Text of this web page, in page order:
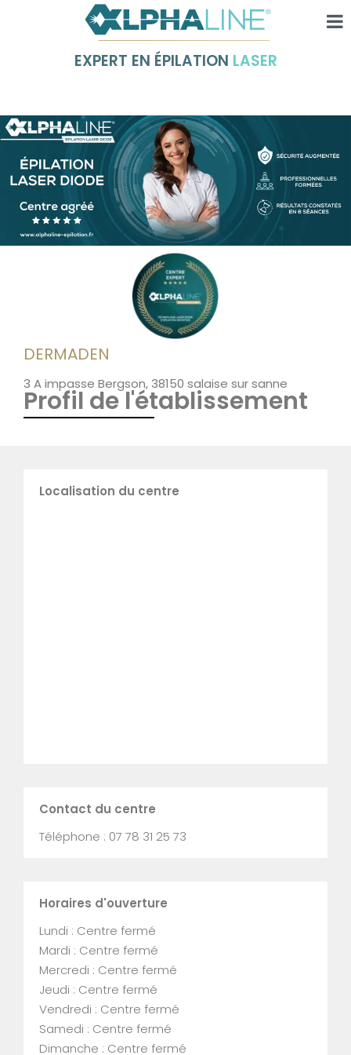
EXPERT EN ÉPILATION LASER
DERMADEN
3 A impasse Bergson, 38150 salaise sur sanne
Profil de l'établissement
Localisation du centre
Contact du centre
Téléphone : 07 78 31 25 73
Horaires d'ouverture
Lundi : Centre fermé
Mardi : Centre fermé
Mercredi : Centre fermé
Jeudi : Centre fermé
Vendredi : Centre fermé
Samedi : Centre fermé
Dimanche : Centre fermé